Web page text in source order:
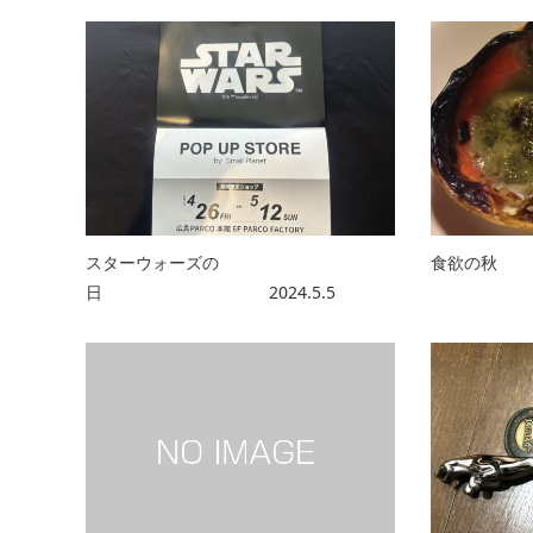
スターウォーズの
日 2024.5.5
食欲の秋